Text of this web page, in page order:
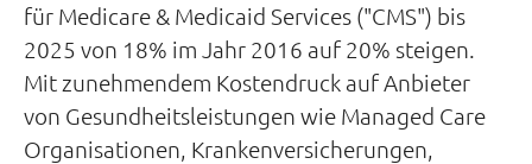
für Medicare & Medicaid Services ("CMS") bis
2025 von 18% im Jahr 2016 auf 20% steigen.
Mit zunehmendem Kostendruck auf Anbieter
von Gesundheitsleistungen wie Managed Care
Organisationen, Krankenversicherungen,